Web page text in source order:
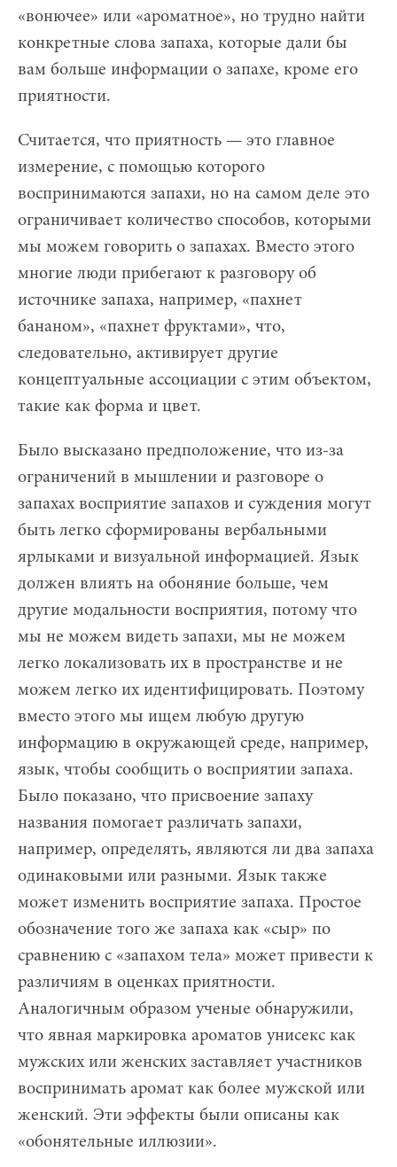
«вонючее» или «ароматное», но трудно найти
конкретные слова запаха, которые дали бы
вам больше информации о запахе, кроме его
приятности.
Считается, что приятность — это главное
измерение, с помощью которого
воспринимаются запахи, но на самом деле это
ограничивает количество способов, которыми
мы можем говорить о запахах. Вместо этого
многие люди прибегают к разговору об
источнике запаха, например, «пахнет
бананом», «пахнет фруктами», что,
следовательно, активирует другие
концептуальные ассоциации с этим объектом,
такие как форма и цвет.
Было высказано предположение, что из-за
ограничений в мышлении и разговоре о
запахах восприятие запахов и суждения могут
быть легко сформированы вербальными
ярлыками и визуальной информацией. Язык
должен влиять на обоняние больше, чем
другие модальности восприятия, потому что
мы не можем видеть запахи, мы не можем
легко локализовать их в пространстве и не
можем легко их идентифицировать. Поэтому
вместо этого мы ищем любую другую
информацию в окружающей среде, например,
язык, чтобы сообщить о восприятии запаха.
Было показано, что присвоение запаху
названия помогает различать запахи,
например, определять, являются ли два запаха
одинаковыми или разными. Язык также
может изменить восприятие запаха. Простое
обозначение того же запаха как «сыр» по
сравнению с «запахом тела» может привести к
различиям в оценках приятности.
Аналогичным образом ученые обнаружили,
что явная маркировка ароматов унисекс как
мужских или женских заставляет участников
воспринимать аромат как более мужской или
женский. Эти эффекты были описаны как
«обонятельные иллюзии».